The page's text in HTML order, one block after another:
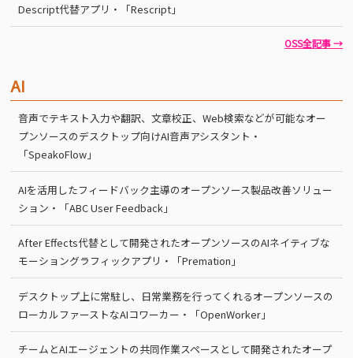
Descript代替アプリ・「Rescript」
OSS全記事 →
AI
音声でテキスト入力や翻訳、文章校正、Web検索などが可能なオー
プンソースのデスクトップ向けAI音声アシスタント・
「SpeakoFlow」
AIを活用したフィードバック主導のオープンソース製品改善ソリュー
ション・「ABC User Feedback」
After Effects代替として開発されたオープンソースのAIネイティブな
モーショングラフィックアプリ・「Premation」
デスクトップ上に常駐し、日常業務を行ってくれるオープンソースの
ローカルファーストなAIコワーカー・「OpenWorker」
チームとAIエージェントの共同作業スペースとして開発されたオープ